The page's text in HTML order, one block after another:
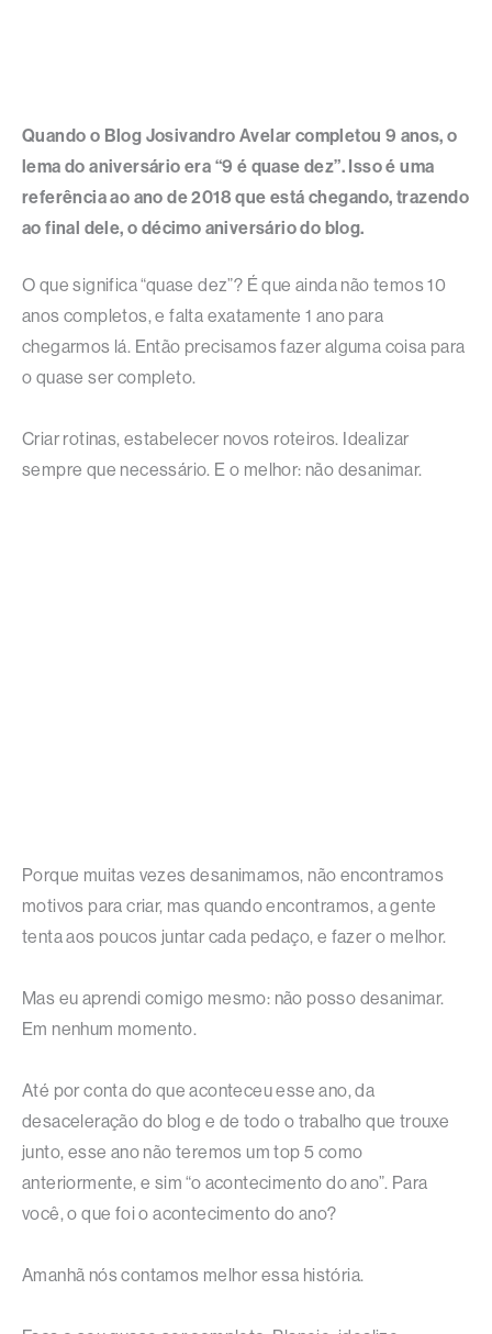
Quando o Blog Josivandro Avelar completou 9 anos, o
lema do aniversário era “9 é quase dez”. Isso é uma
referência ao ano de 2018 que está chegando, trazendo
ao final dele, o décimo aniversário do blog.
O que significa “quase dez”? É que ainda não temos 10
anos completos, e falta exatamente 1 ano para
chegarmos lá. Então precisamos fazer alguma coisa para
o quase ser completo.
Criar rotinas, estabelecer novos roteiros. Idealizar
sempre que necessário. E o melhor: não desanimar.
Porque muitas vezes desanimamos, não encontramos
motivos para criar, mas quando encontramos, a gente
tenta aos poucos juntar cada pedaço, e fazer o melhor.
Mas eu aprendi comigo mesmo: não posso desanimar.
Em nenhum momento.
Até por conta do que aconteceu esse ano, da
desaceleração do blog e de todo o trabalho que trouxe
junto, esse ano não teremos um top 5 como
anteriormente, e sim “o acontecimento do ano”. Para
você, o que foi o acontecimento do ano?
Amanhã nós contamos melhor essa história.